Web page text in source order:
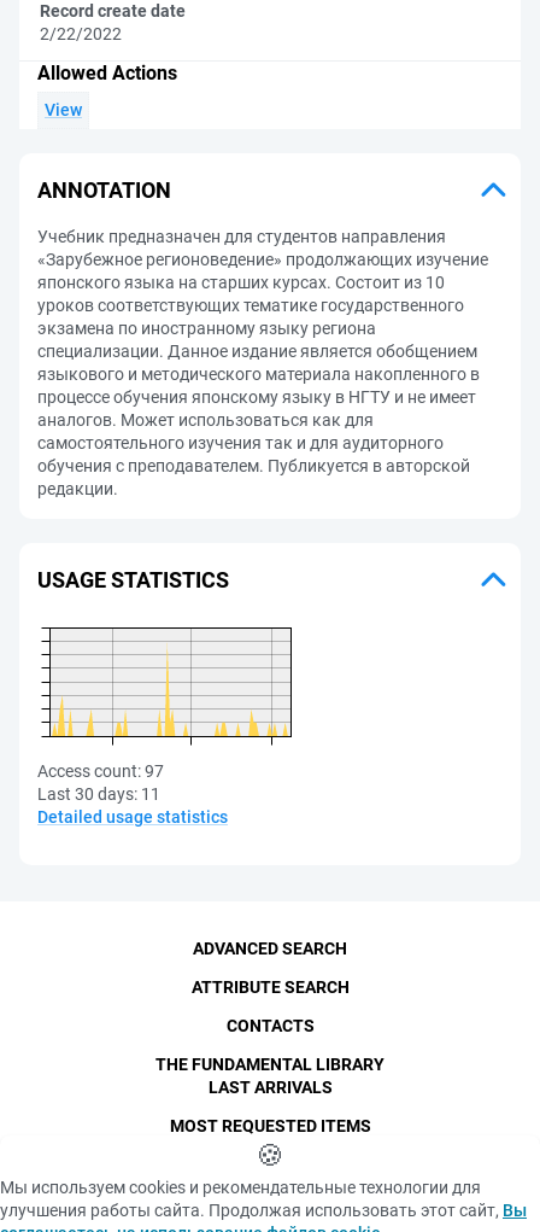
Record create date
2/22/2022
Allowed Actions
View
ANNOTATION
Учебник предназначен для студентов направления
«Зарубежное регионоведение» продолжающих изучение
японского языка на старших курсах. Состоит из 10
уроков соответствующих тематике государственного
экзамена по иностранному языку региона
специализации. Данное издание является обобщением
языкового и методического материала накопленного в
процессе обучения японскому языку в НГТУ и не имеет
аналогов. Может использоваться как для
самостоятельного изучения так и для аудиторного
обучения с преподавателем. Публикуется в авторской
редакции.
USAGE STATISTICS
Access count:97
Last 30 days: 11
Detailed usage statistics
SPbPU, 1996-2026
Copyright and Personal Data
The photographs are
published with the
Privacy policy
ADVANCED SEARCH
ATTRIBUTE SEARCH
CONTACTS
THE FUNDAMENTAL LIBRARY
LAST ARRIVALS
MOST REQUESTED ITEMS
🍪
Мы используем cookies и рекомендательные технологии для
улучшения работы сайта. Продолжая использовать этот сайт, Вы